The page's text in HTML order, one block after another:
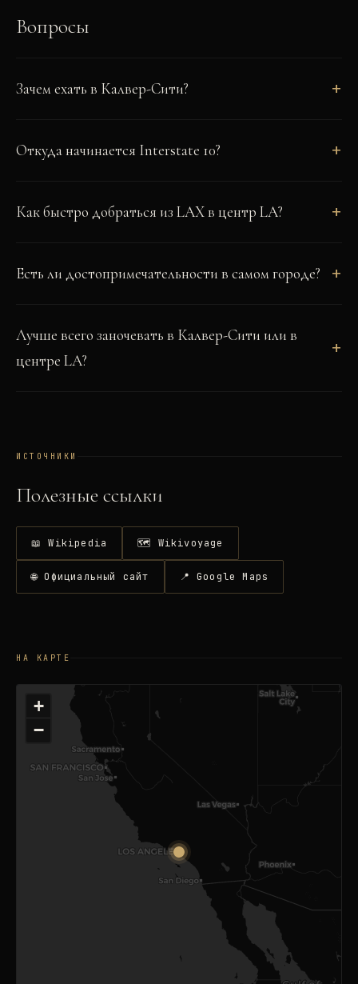
Вопросы
Зачем ехать в Калвер-Сити?
Откуда начинается Interstate 10?
Как быстро добраться из LAX в центр LA?
Есть ли достопримечательности в самом городе?
Лучше всего заночевать в Калвер-Сити или в
центре LA?
ИСТОЧНИКИ
Полезные ссылки
📖 Wikipedia 🗺 Wikivoyage
🌐 Официальный сайт 📍 Google Maps
НА КАРТЕ
+
−